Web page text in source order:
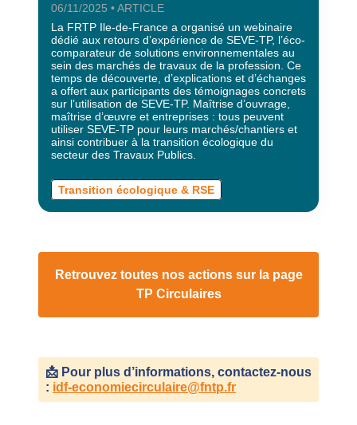
06/11/2025 • ARTICLE
La FRTP Ile-de-France a organisé un webinaire
dédié aux retours d’expérience de SEVE-TP, l’éco-
comparateur de solutions environnementales au
sein des marchés de travaux de la profession. Ce
temps de découverte, d’explications et d’échanges
a offert aux participants des témoignages concrets
sur l’utilisation de SEVE-TP. Maîtrise d’ouvrage,
maîtrise d’œuvre et entreprises : tous peuvent
utiliser SEVE-TP pour leurs marchés/chantiers et
ainsi contribuer à la transition écologique du
secteur des Travaux Publics.
Transition écologique & RSE
Retrouvez toutes nos actions sur la page
TP Circulaires
📩 Pour plus d’informations, contactez-nous
: idf-economiecirculaire@fntp.fr